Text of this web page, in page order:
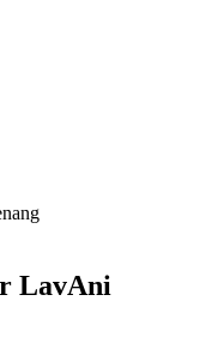
LavAni